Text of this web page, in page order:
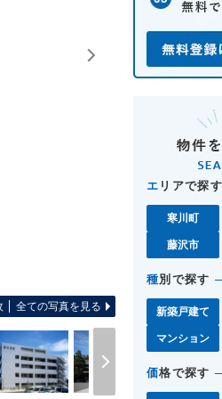
全ての写真を見る
エ リアで探す
寒川町
藤沢市
種別で探す
新築戸建て
マンション
価格で探す